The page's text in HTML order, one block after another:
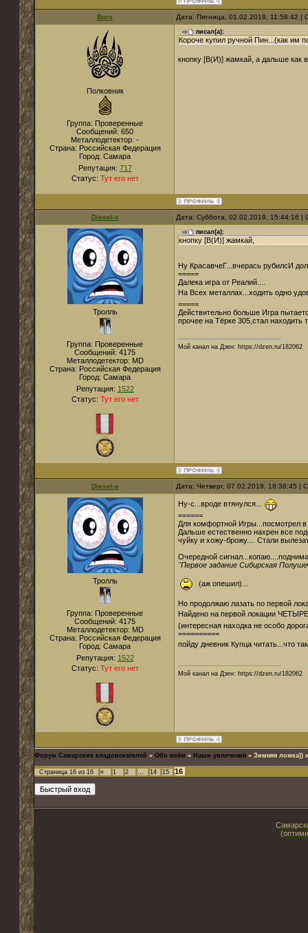
Bors Дата: Пятница, 01.02.2019, 11:58:42
Полковник
Группа: Проверенные
Сообщений: 650
Металлодетектор: -
Страна: Российская Федерация
Город: Самара
Репутация: 717
Статус: Тут его нет
писал(а):
Короче купил ручной Пин...(как им
кнопку [B(И)] жамкай, а дальше как
Diesel-s Дата: Суббота, 02.02.2019, 15:44:16
Тролль
Группа: Проверенные
Сообщений: 4175
Металлодетектор: MD
Страна: Российская Федерация
Город: Самара
Репутация: 1522
Статус: Тут его нет
писал(а):
кнопку [B(И)] жамкай,
Ну КрасавчеГ...вчерась рубилсИ
=====
Далека игра от Реалий....
На Всех металлах...ходить одно
=====
Действительно больше Игра
прочее на Тёрке 305,стал
Мой канал на Дзен: https://dzen.ru/182062
Diesel-s Дата: Четверг, 07.02.2019, 18:38:45 |
Тролль
Группа: Проверенные
Сообщений: 4175
Металлодетектор: MD
Страна: Российская Федерация
Город: Самара
Репутация: 1522
Статус: Тут его нет
Ну-с...вроде втянулся...
======
Для комфортной Игры...посмотрел в
Дальше естественно нахрен все
чуйку и хожу-брожу.... Стали
Очередной
"Первое задание Сибирская
(аж опешил)...
Но продолжаю лазать по первой
Найдено на первой локации
(интересная находка не особо
==========
пойду дневник Купца читать...что
Мой канал на Дзен: https://dzen.ru/182062
Форум Самарских кладоискателей » Обо всём » Наши увлечения » Зимняя ломка))
Страница 16 из 16 « 1 2 … 14 15 16